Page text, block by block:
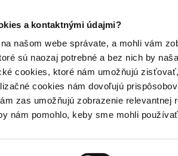
a kontaktnými údajmi?
našom webe správate, a mohli vám
sú naozaj potrebné a bez nich by
cookies, ktoré nám umožňujú
cookies nám dovoľujú
zas umožňujú zobrazenie relevantnej
nám pomohlo, keby sme mohli